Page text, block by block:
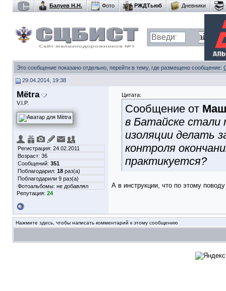
Балуев Н.Н. Фото РЖДТьюб Дневники
Это сообщение показано отдельно, перейти в тему, где размещено сообщение:
29.04.2014, 19:38
Mёtra
V.I.P.
Регистрация: 24.02.2011
Возраст: 36
Сообщений: 351
Поблагодарил: 18 раз(а)
Поблагодарили 9 раз(а)
Фотоальбомы: не добавлял
Репутация: 24
Цитата:
Сообщение от
в Батайске стали
изоляции делать
контроля
практикуется?
А в инструкции, что по этому
Нажмите здесь, чтобы написать комментарий к этому сообщению